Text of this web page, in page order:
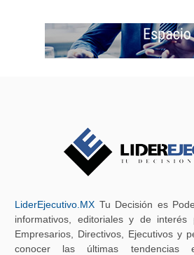
LiderEjecutivo.MX Tu Decisión es
informativos, editoriales y de
Empresarios, Directivos, Ejecutivos y
conocer las últimas tendencias